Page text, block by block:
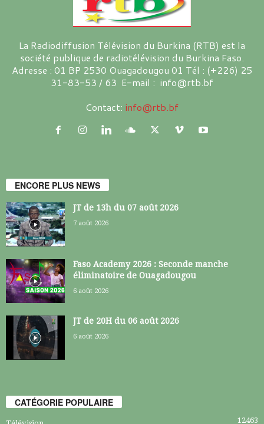
La Radiodiffusion Télévision du Burkina (RTB) est la
société publique de radiotélévision du Burkina Faso.
Adresse : 01 BP 2530 Ouagadougou 01 Tél : (+226) 25
31-83-53 / 63 E-mail : info@rtb.bf
Contact: info@rtb.bf
ENCORE PLUS NEWS
JT de 13h du 07 août 2026
7 août 2026
Faso Academy 2026 : Seconde manche
éliminatoire de Ouagadougou
6 août 2026
JT de 20H du 06 août 2026
6 août 2026
CATÉGORIE POPULAIRE
12463